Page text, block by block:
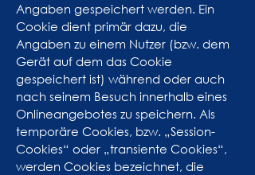
Angaben gespeichert werden. Ein
Cookie dient primär dazu, die
Angaben zu einem Nutzer (bzw. dem
Gerät auf dem das Cookie
gespeichert ist) während oder auch
nach seinem Besuch innerhalb eines
Onlineangebotes zu speichern. Als
temporäre Cookies, bzw. „Session-
Cookies“ oder „transiente Cookies“,
werden Cookies bezeichnet, die